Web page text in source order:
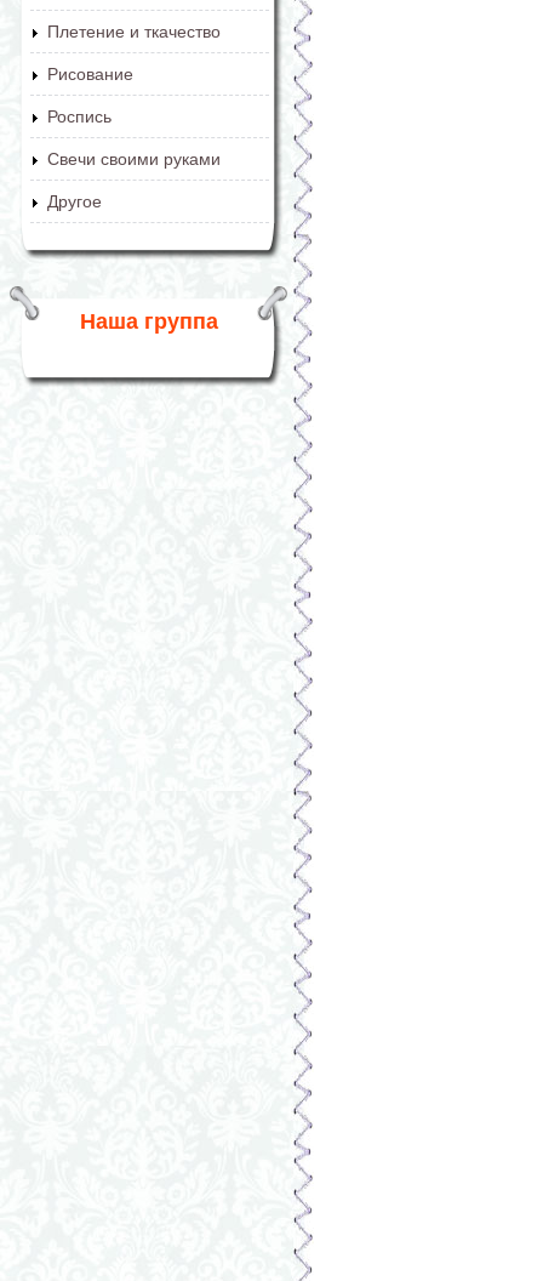
Плетение и ткачество
Рисование
Роспись
Свечи своими руками
Другое
Наша группа